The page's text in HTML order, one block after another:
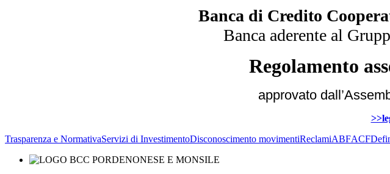
Banca di Credito
Banca aderente al
Regolamento
approvato
Trasparenza e NormativaServizi di InvestimentoDisconoscimento movimentiReclamiABFACF